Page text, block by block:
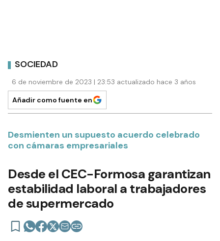
SOCIEDAD
6 de noviembre de 2023 | 23:53 actualizado hace 3 años
Añadir como fuente en
Desmienten un supuesto acuerdo celebrado
con cámaras empresariales
Desde el CEC-Formosa garantizan
estabilidad laboral a trabajadores
de supermercado